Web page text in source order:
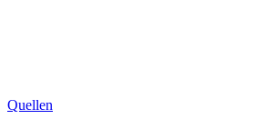
Quellen